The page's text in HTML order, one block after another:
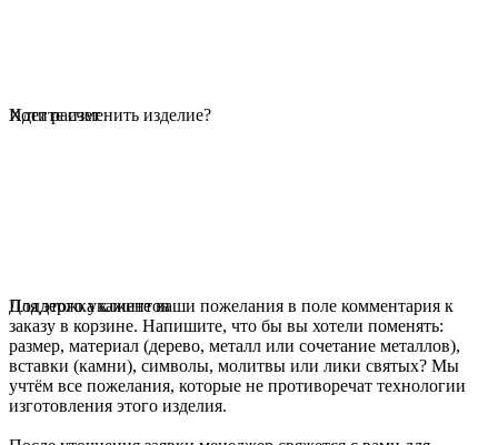
Идет расчет
Хотите изменить изделие?
Для этого укажите ваши пожелания в поле комментария к
заказу в корзине. Напишите, что бы вы хотели поменять:
размер, материал (дерево, металл или сочетание металлов),
вставки (камни), символы, молитвы или лики святых? Мы
учтём все пожелания, которые не противоречат технологии
изготовления этого изделия.
Поддержка клиентов